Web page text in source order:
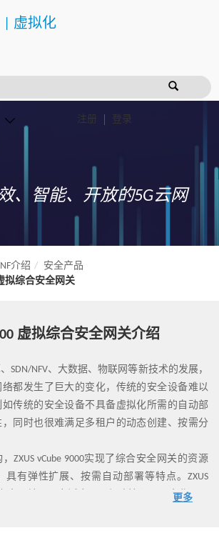
虚拟化
注册 登录
、智能、开放的5G云网
介绍
安全产品
拟综合安全网关
虚拟综合安全网关介绍
SDN/NFV、大数据、物联网等新技术的发展，
都发生了巨大的变化，传统的安全设备难以
传统的安全设备不具备虚拟化所需的自动部
同时也很难满足多租户的动态创建、按需分
ZXUS vCube 9000实现了综合安全网关的资源
有弹性扩展、按需自动部署等特点。ZXUS
安全网关可以广泛应用于保障核心网、企业网、
更多